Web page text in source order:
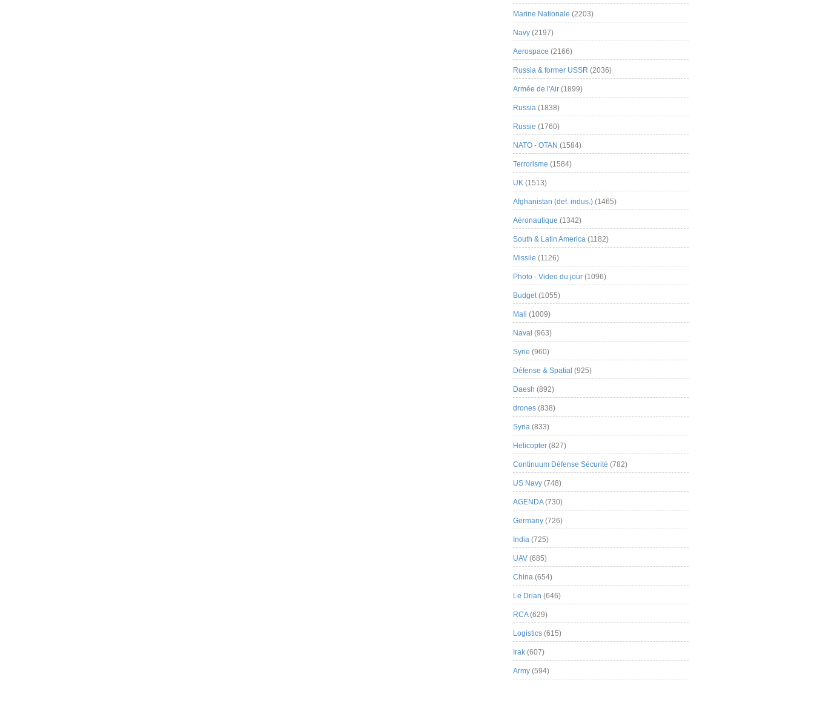
Marine Nationale (2203)
Navy (2197)
Aerospace (2166)
Russia & former USSR (2036)
Armée de l'Air (1899)
Russia (1838)
Russie (1760)
NATO - OTAN (1584)
Terrorisme (1584)
UK (1513)
Afghanistan (def. indus.) (1465)
Aéronautique (1342)
South & Latin America (1182)
Missile (1126)
Photo - Video du jour (1096)
Budget(1055)
Mali (1009)
Naval (963)
Syrie (960)
Défense & Spatial (925)
Daesh (892)
drones (838)
Syria (833)
Helicopter (827)
Continuum Défense Sécurité (782)
US Navy (748)
AGENDA(730)
Germany (726)
India (725)
UAV (685)
China (654)
Le Drian (646)
RCA(629)
Logistics (615)
Irak (607)
Army (594)